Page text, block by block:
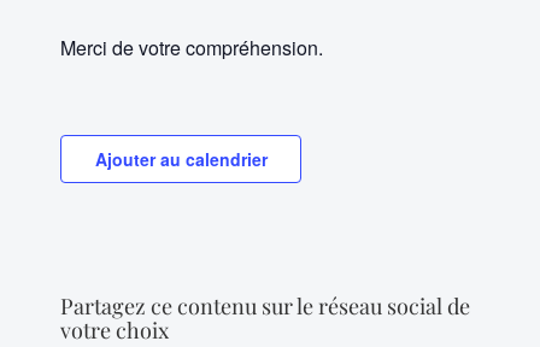
Merci de votre compréhension.
Ajouter au calendrier
Partagez ce contenu sur le réseau social de
votre choix